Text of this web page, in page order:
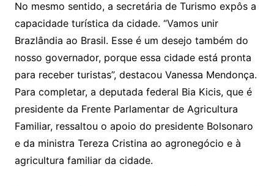
No mesmo sentido, a secretária de Turismo expôs a
capacidade turística da cidade. “Vamos unir
Brazlândia ao Brasil. Esse é um desejo também do
nosso governador, porque essa cidade está pronta
para receber turistas”, destacou Vanessa Mendonça.
Para completar, a deputada federal Bia Kicis, que é
presidente da Frente Parlamentar de Agricultura
Familiar, ressaltou o apoio do presidente Bolsonaro
e da ministra Tereza Cristina ao agronegócio e à
agricultura familiar da cidade.